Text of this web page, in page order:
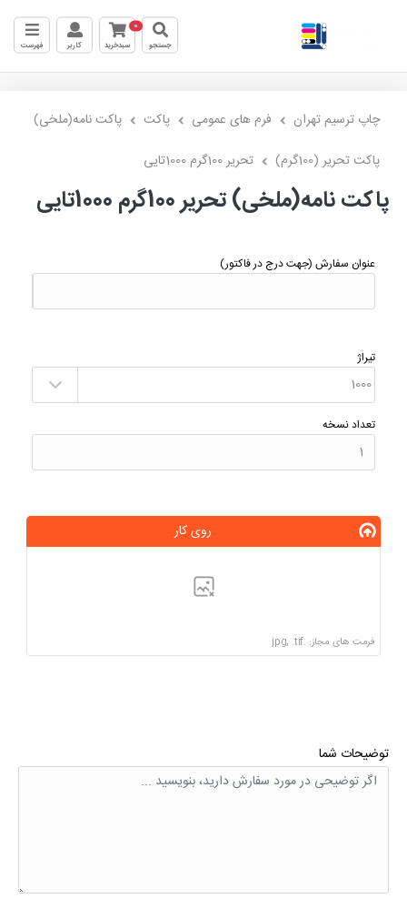
جستجو سبدخرید
0
کاربر
فهرست
چاپ ترسیم تهران فرم های عمومی
پاکت
پاکت تحریر (100گرم)
پاکت نامه(ملخی)
تحریر 100گرم 1000تایی
پاکت نامه(ملخی) تحریر 100گرم 1000تایی
عنوان سفارش (جهت درج در فاکتور)
تیراژ
تعداد نسخه
روی کار
فرمت های مجاز: .jpg, .tif
توضیحات شما